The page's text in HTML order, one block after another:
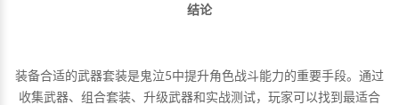
结论
装备合适的武器套装是鬼泣5中提升角色战斗能力的重要手段。通过
收集武器、组合套装、升级武器和实战测试，玩家可以找到最适合